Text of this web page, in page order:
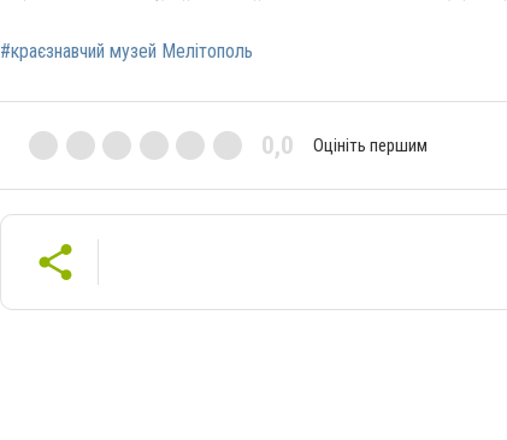
#краєзнавчий музей Мелітополь
0,0 Оцініть першим